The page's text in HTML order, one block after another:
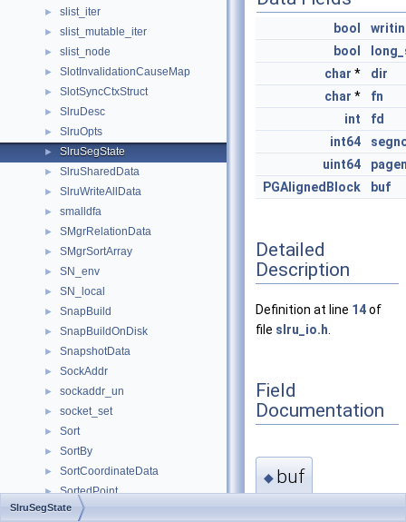
► slist_iter
► slist_mutable_iter
► slist_node
► SlotInvalidationCauseMap
► SlotSyncCtxStruct
► SlruDesc
► SlruOpts
► SlruSegState
► SlruSharedData
► SlruWriteAllData
► smalldfa
► SMgrRelationData
► SMgrSortArray
► SN_env
► SN_local
► SnapBuild
► SnapBuildOnDisk
► SnapshotData
► SockAddr
► sockaddr_un
► socket_set
► Sort
► SortBy
► SortCoordinateData
► SortedPoint
► SortGroupClause
bool
bool
char *
dir
char *
fn
int
fd
int64
uint64
PGAlignedBlock
buf
Detailed
Description
Definition at line 14of
file slru_io.h
Field
Documentation
◆ buf
SlruSegState